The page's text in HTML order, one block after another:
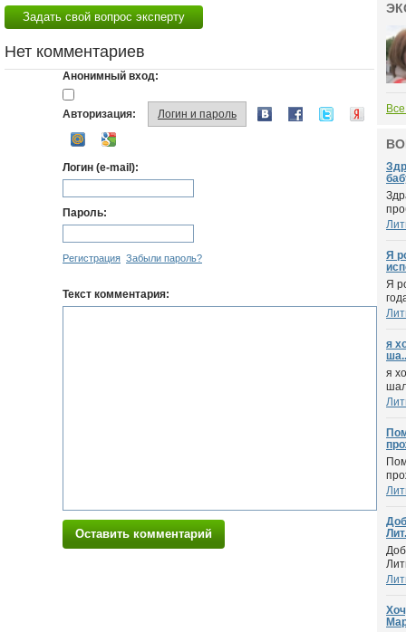
Задать свой вопрос эксперту
Нет комментариев
Анонимный вход:
Авторизация: Логин и пароль
Логин (e-mail):
Пароль:
Регистрация Забыли пароль?
Текст комментария:
Оставить комментарий
Я
Я
я
я